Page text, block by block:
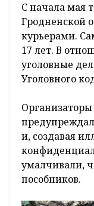
С начала мая
Гродненской
курьерами.
17 лет. В
уголовные
Уголовного
и, создавая
умалчивали,
пособников.